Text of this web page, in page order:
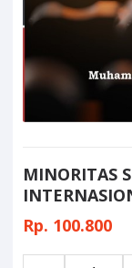
MINORITAS
Rp. 100.800